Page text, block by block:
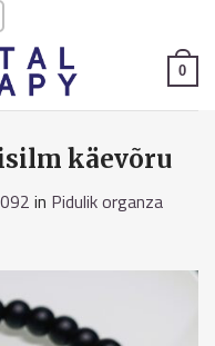
0
käevõru
in Pidulik organza